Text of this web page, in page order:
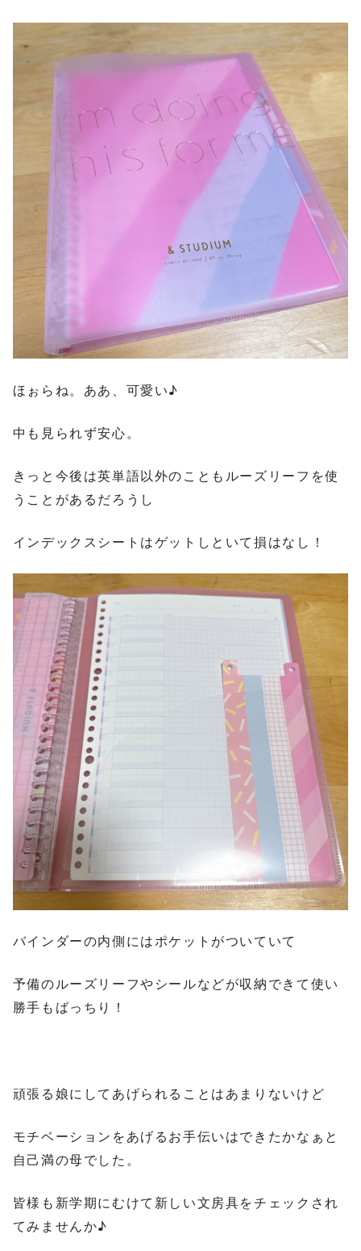
ほぉらね。ああ、可愛い♪
中も見られず安心。
きっと今後は英単語以外のこともルーズリーフを使
うことがあるだろうし
インデックスシートはゲットしといて損はなし！
バインダーの内側にはポケットがついていて
予備のルーズリーフやシールなどが収納できて使い
勝手もばっちり！
頑張る娘にしてあげられることはあまりないけど
モチベーションをあげるお手伝いはできたかなぁと
自己満の母でした。
皆様も新学期にむけて新しい文房具をチェックされ
てみませんか♪